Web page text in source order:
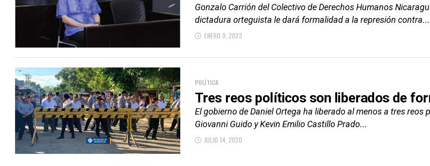
Gonzalo Carrión del Colectivo de Derechos Humanos
dictadura orteguista le dará formalidad a la represión contra...
ENERO 9, 2023
POLÍTICA
Tres reos políticos son liberados de
El gobierno de Daniel Ortega ha liberado al menos a tres
Giovanni Guido y Kevin Emilio Castillo Prado...
JULIO 14, 2020